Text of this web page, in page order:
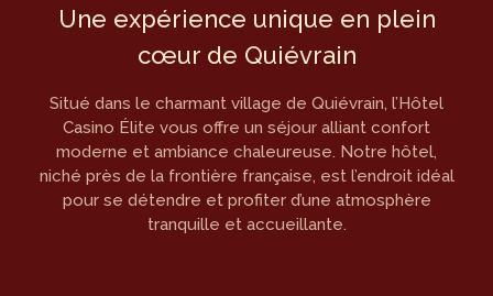
Une expérience unique en plein
cœur de Quiévrain
Situé dans le charmant village de Quiévrain, l’Hôtel
Casino Élite vous offre un séjour alliant confort
moderne et ambiance chaleureuse. Notre hôtel,
niché près de la frontière française, est l’endroit idéal
pour se détendre et profiter d’une atmosphère
tranquille et accueillante.